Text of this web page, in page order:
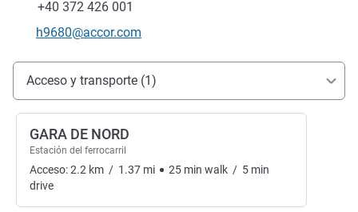
Fax
+40 372 426 001
Correo electrónico de contacto
h9680@accor.com
Acceso y transporte
Acceso y transporte (1)
GARA DE NORD
Estación del ferrocarril
Acceso:2.2 km / 1.37 mi 25 min walk / 5 min
drive